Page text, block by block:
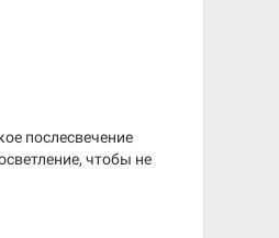
послесвечение
чтобы не